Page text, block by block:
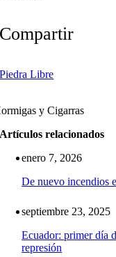
Compartir
Piedra Libre
y Cigarras
Artículos relacionados
enero 7, 2026
De nuevo incendios
septiembre 23, 2025
Ecuador: primer día
represión